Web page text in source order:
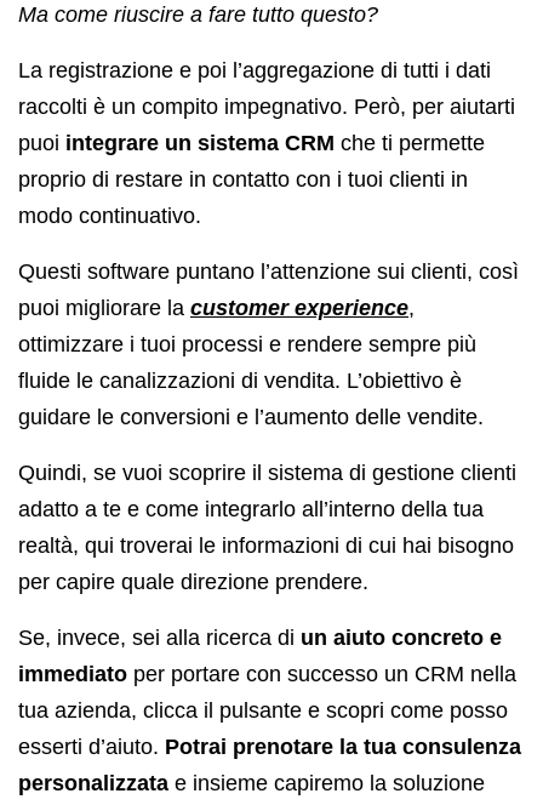
Ma come riuscire a fare tutto questo?
La registrazione e poi l’aggregazione di tutti i dati
raccolti è un compito impegnativo. Però, per aiutarti
puoi integrare un sistema CRM che ti permette
proprio di restare in contatto con i tuoi clienti in
modo continuativo.
Questi software puntano l’attenzione sui clienti, così
puoi migliorare la customer experience,
ottimizzare i tuoi processi e rendere sempre più
fluide le canalizzazioni di vendita. L’obiettivo è
guidare le conversioni e l’aumento delle vendite.
Quindi, se vuoi scoprire il sistema di gestione clienti
adatto a te e come integrarlo all’interno della tua
realtà, qui troverai le informazioni di cui hai bisogno
per capire quale direzione prendere.
Se, invece, sei alla ricerca di un aiuto concreto e
immediato per portare con successo un CRM nella
tua azienda, clicca il pulsante e scopri come posso
esserti d’aiuto. Potrai prenotare la tua consulenza
personalizzata e insieme capiremo la soluzione